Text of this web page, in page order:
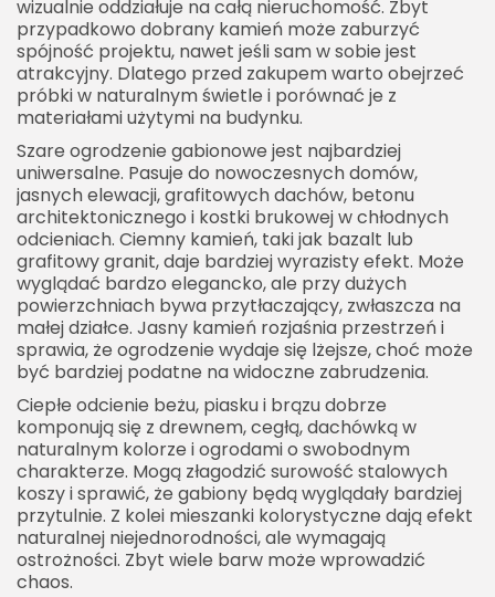
wizualnie oddziałuje na całą nieruchomość. Zbyt
przypadkowo dobrany kamień może zaburzyć
spójność projektu, nawet jeśli sam w sobie jest
atrakcyjny. Dlatego przed zakupem warto obejrzeć
próbki w naturalnym świetle i porównać je z
materiałami użytymi na budynku.
Szare ogrodzenie gabionowe jest najbardziej
uniwersalne. Pasuje do nowoczesnych domów,
jasnych elewacji, grafitowych dachów, betonu
architektonicznego i kostki brukowej w chłodnych
odcieniach. Ciemny kamień, taki jak bazalt lub
grafitowy granit, daje bardziej wyrazisty efekt. Może
wyglądać bardzo elegancko, ale przy dużych
powierzchniach bywa przytłaczający, zwłaszcza na
małej działce. Jasny kamień rozjaśnia przestrzeń i
sprawia, że ogrodzenie wydaje się lżejsze, choć może
być bardziej podatne na widoczne zabrudzenia.
Ciepłe odcienie beżu, piasku i brązu dobrze
komponują się z drewnem, cegłą, dachówką w
naturalnym kolorze i ogrodami o swobodnym
charakterze. Mogą złagodzić surowość stalowych
koszy i sprawić, że gabiony będą wyglądały bardziej
przytulnie. Z kolei mieszanki kolorystyczne dają efekt
naturalnej niejednorodności, ale wymagają
ostrożności. Zbyt wiele barw może wprowadzić
chaos.